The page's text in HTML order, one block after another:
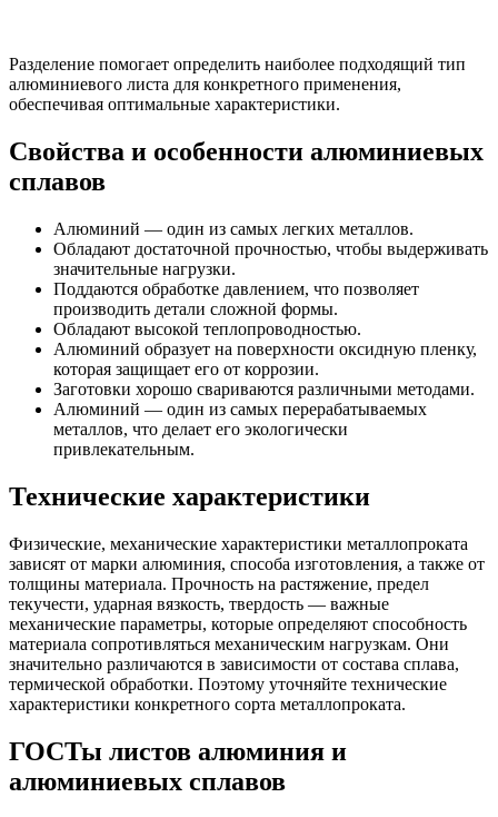
Разделение помогает определить наиболее подходящий тип
алюминиевого листа для конкретного применения,
обеспечивая оптимальные характеристики.
Свойства и особенности алюминиевых
сплавов
Алюминий — один из самых легких металлов.
Обладают достаточной прочностью, чтобы выдерживать
значительные нагрузки.
Поддаются обработке давлением, что позволяет
производить детали сложной формы.
Обладают высокой теплопроводностью.
Алюминий образует на поверхности оксидную пленку,
которая защищает его от коррозии.
Заготовки хорошо свариваются различными методами.
Алюминий — один из самых перерабатываемых
металлов, что делает его экологически
привлекательным.
Технические характеристики
Физические, механические характеристики металлопроката
зависят от марки алюминия, способа изготовления, а также от
толщины материала. Прочность на растяжение, предел
текучести, ударная вязкость, твердость — важные
механические параметры, которые определяют способность
материала сопротивляться механическим нагрузкам. Они
значительно различаются в зависимости от состава сплава,
термической обработки. Поэтому уточняйте технические
характеристики конкретного сорта металлопроката.
ГОСТы листов алюминия и
алюминиевых сплавов